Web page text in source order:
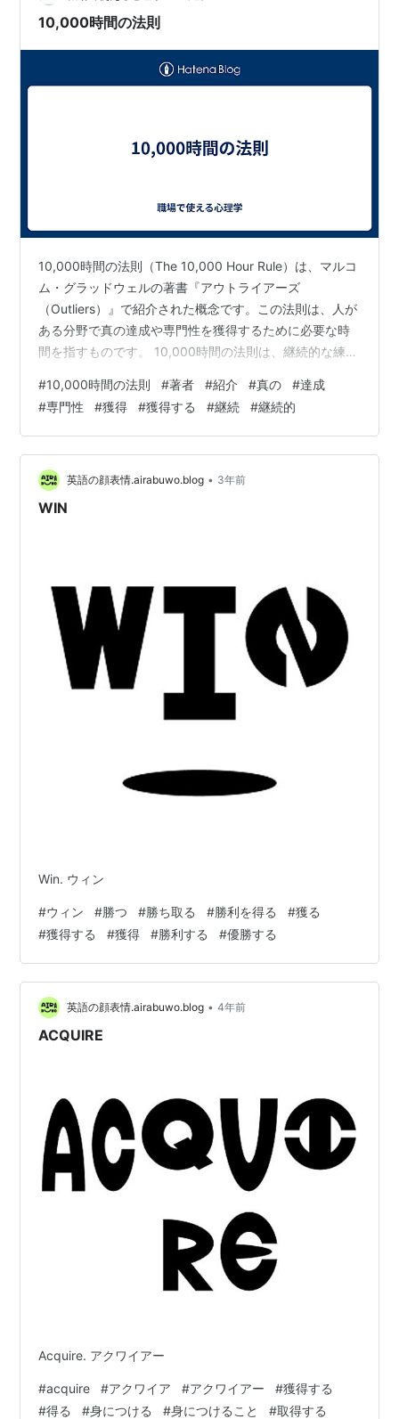
10,000時間の法則
10,000時間の法則（The 10,000 Hour Rule）は、マルコ
ム・グラッドウェルの著書『アウトライアーズ
（Outliers）』で紹介された概念です。この法則は、人が
ある分野で真の達成や専門性を獲得するために必要な時
間を指すものです。 10,000時間の法則は、継続的な練習
ではないと主張しています。グラッドウェルは、成功し
た人々やエキスパートがその分野で10,000時間以上の練
習を積んできたという共通点を指摘しました。 この概念
は、ビル・ゲイツやビートルズのメンバーなど、成功を
収めた人々の事例を分析して得られた結果です。彼らは
若い頃…
#10,000時間の法則 #著者 #紹介 #真の #達成
#専門性 #獲得 #獲得する #継続 #継続的
英語の顔表情.airabuwo.blog • 3年前
WIN
Win. ウィン
#ウィン #勝つ #勝ち取る #勝利を得る #獲る
#獲得する #獲得 #勝利する #優勝する
英語の顔表情.airabuwo.blog • 4年前
ACQUIRE
Acquire. アクワイアー
#acquire #アクワイア #アクワイアー #獲得する
#得る #身につける #身につけること #取得する